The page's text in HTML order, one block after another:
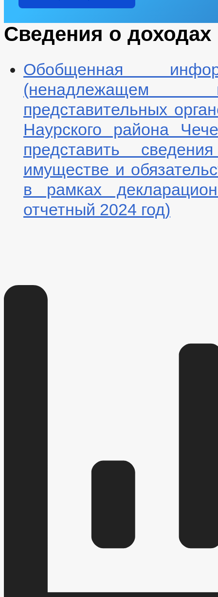
Сведения о доходах
Обобщенная
(ненадлежащем
представительных
Наурского района
представить
имуществе и
в рамках
отчетный 2024 год)